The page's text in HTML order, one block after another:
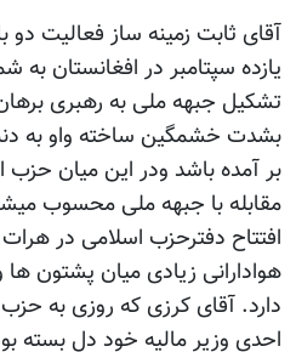
آقای ثابت زمینه ساز فعالیت دو
یازده سپتامبر در افغانستان به
تشکیل جبهه ملی به رهبری
بشدت خشمگین ساخته واو به
بر آمده باشد ودر این میان حزب
مقابله با جبهه ملی محسوب
افتتاح دفترحزب اسلامی در
هوادارانی زیادی میان پشتون ها و
دارد. آقای کرزی که روزی به
احدی وزیر مالیه خود دل بسته